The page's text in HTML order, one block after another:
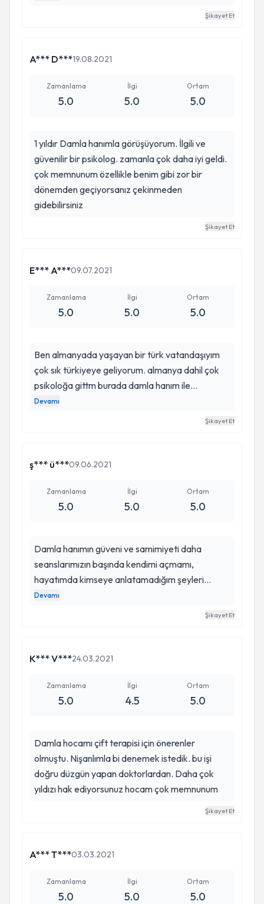
biriktikce daha kötü oldu çok kötü şekilde gittimŞikayet Et
A*** D***19.08.2021
Zamanlama
5.0
İlgi
5.0
Ortam
5.0
1 yıldır Damla hanımla görüşüyorum. İlgili ve
güvenilir bir psikolog. zamanla çok daha iyi geldi.
çok memnunum özellikle benim gibi zor bir
dönemden geçiyorsanız çekinmeden
gidebilirsiniz
Şikayet Et
E*** A***09.07.2021
Zamanlama
5.0
İlgi
5.0
Ortam
5.0
Ben almanyada yaşayan bir türk vatandaşıyım
çok sık türkiyeye geliyorum. almanya dahil çok
psikoloğa gittm burada damla hanım ile
görüştüğümde ilgiyle dinleyip süreç ile ilgili bilgi
vermesi beni uzun zaman sonra çok rahatlattı.
kaybettirmeden psikiyatristle iş birliği içinde
bazen görüntülü görüştük benim için doğru
tedavi şeklini belirlemiş olması çok daha kısa
Devamı
Şikayet Et
ş*** ü***09.06.2021
Zamanlama
5.0
İlgi
5.0
Ortam
5.0
Damla hanımın güveni ve samimiyeti daha
seanslarımızın başında kendimi açmamı,
hayatımda kimseye anlatamadığım şeyleri
anlatmamı sağladı. seansların ilk gelirken hep
dimdik güçlü giderdim ağlamazdım bile. Şimdi
hiissederek gidiyorum bu benim için çok büyük bir
Devamı
Şikayet Et
K*** V***24.03.2021
Zamanlama
5.0
İlgi
4.5
Ortam
5.0
Damla hocamı çift terapisi için önerenler
olmuştu. Nişanlımla bi denemek istedik. bu işi
doğru düzgün yapan doktorlardan. Daha çok
yıldızı hak ediyorsunuz hocam çok memnunum
Şikayet Et
A*** T***03.03.2021
Zamanlama
5.0
İlgi
5.0
Ortam
5.0